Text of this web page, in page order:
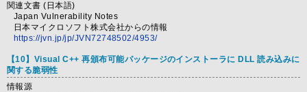
関連文書 (日本語)
Japan Vulnerability Notes
日本マイクロソフト株式会社からの情報
https://jvn.jp/jp/JVN72748502/4953/
【10】Visual C++ 再頒布可能パッケージのインストーラに DLL 読み込みに
関する脆弱性
情報源